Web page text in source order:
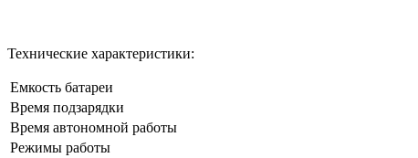
Технические характеристики:
Емкость батареи
Время подзарядки
Время автономной работы
Режимы работы